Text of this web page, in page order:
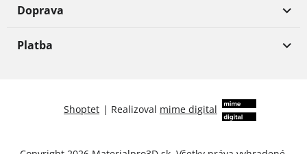
Doprava
Platba
Shoptet | Realizoval mime digital